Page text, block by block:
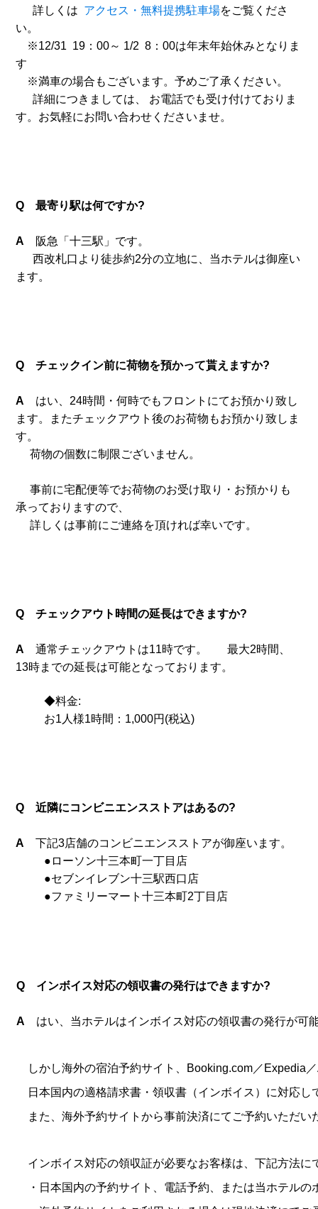
詳しくは アクセス・無料提携駐車場をご覧くださ
い。
※12/31 19：00～ 1/2 8：00は年末年始休みとなりま
す
※満車の場合もございます。予めご了承ください。
詳細につきましては、 お電話でも受け付けておりま
す。お気軽にお問い合わせくださいませ。
Q 最寄り駅は何ですか?
A 阪急「十三駅」です。
西改札口より徒歩約2分の立地に、当ホテルは御座い
ます。
Q チェックイン前に荷物を預かって貰えますか?
A はい、24時間・何時でもフロントにてお預かり致し
ます。またチェックアウト後のお荷物もお預かり致しま
す。
荷物の個数に制限ございません。
事前に宅配便等でお荷物のお受け取り・お預かりも
承っておりますので、
詳しくは事前にご連絡を頂ければ幸いです。
Q チェックアウト時間の延長はできますか?
A 通常チェックアウトは11時です。
最大2時間、
13時までの延長は可能となっております。
◆料金:
お1人様1時間：1,000円(税込)
Q 近隣にコンビニエンスストアはあるの?
A 下記3店舗のコンビニエンスストアが御座います。
●ローソン十三本町一丁目店
●セブンイレブン十三駅西口店
●ファミリーマート十三本町2丁目店
Q インボイス対応の領収書の発行はできますか?
A はい、当ホテルはインボイス対応の領収書の発行が可
しかし海外の宿泊予約サイト、Booking.com／Expedia
日本国内の適格請求書・領収書（インボイス）に対応し
また、海外予約サイトから事前決済にてご予約いただ
インボイス対応の領収証が必要なお客様は、下記方法に
・日本国内の予約サイト、電話予約、または当ホテルの